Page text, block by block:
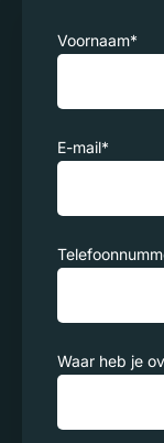
Voornaam*
E-mail*
Waar heb je